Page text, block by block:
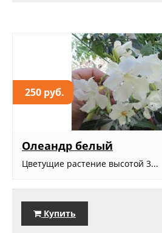
250 руб.
Олеандр белый
Цветущие растение высотой 3...
Купить